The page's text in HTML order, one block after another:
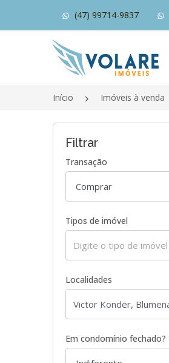
(47) 99714-9837
Página inicial
Início Imóveis à venda
Filtrar
Transação
Tipos de imóvel
Localidades
Em condomínio fechado?